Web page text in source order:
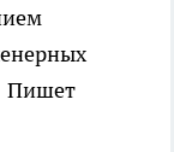
Пишет